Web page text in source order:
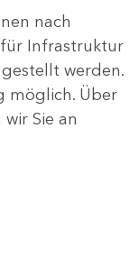
nach
Infrastruktur
werden.
möglich. Über
Sie an